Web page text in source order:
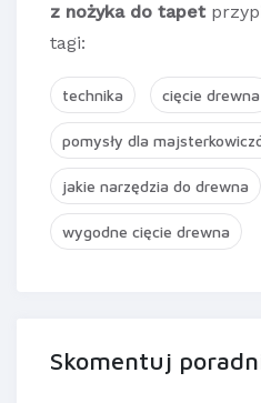
z nożyka do tapet
tagi:
technika cięcie drewna
pomysły dla
jakie narzędzia do drewna
wygodne cięcie drewna
Skomentuj